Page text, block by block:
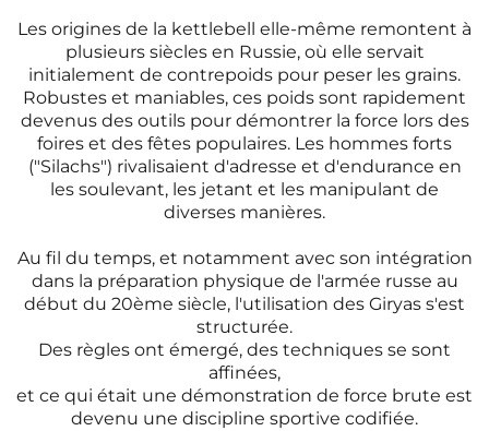
Les origines de la kettlebell elle-même remontent à
plusieurs siècles en Russie, où elle servait
initialement de contrepoids pour peser les grains.
Robustes et maniables, ces poids sont rapidement
devenus des outils pour démontrer la force lors des
foires et des fêtes populaires. Les hommes forts
("Silachs") rivalisaient d'adresse et d'endurance en
les soulevant, les jetant et les manipulant de
diverses manières.
Au fil du temps, et notamment avec son intégration
dans la préparation physique de l'armée russe au
début du 20ème siècle, l'utilisation des Giryas s'est
structurée.
Des règles ont émergé, des techniques se sont
affinées,
et ce qui était une démonstration de force brute est
devenu une discipline sportive codifiée.